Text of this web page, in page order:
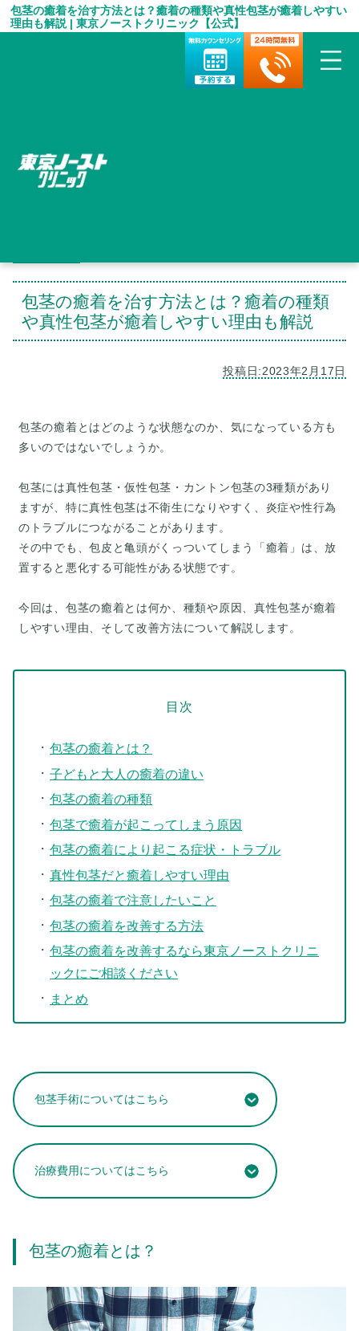
包茎の癒着を治す方法とは？癒着の種類や真性包茎が癒着しやすい
理由も解説 | 東京ノーストクリニック【公式】
包茎の癒着を治す方法とは？癒着の種類
や真性包茎が癒着しやすい理由も解説
包茎の癒着とはどのような状態なのか、気になっている方も
多いのではないでしょうか。
包茎には真性包茎・仮性包茎・カントン包茎の3種類があり
ますが、特に真性包茎は不衛生になりやすく、炎症や性行為
のトラブルにつながることがあります。
その中でも、包皮と亀頭がくっついてしまう「癒着」は、放
置すると悪化する可能性がある状態です。
今回は、包茎の癒着とは何か、種類や原因、真性包茎が癒着
目次
包茎の癒着とは？
子どもと大人の癒着の違い
包茎の癒着の種類
包茎で癒着が起こってしまう原因
包茎の癒着により起こる症状・トラブル
真性包茎だと癒着しやすい理由
包茎の癒着で注意したいこと
包茎の癒着を改善する方法
包茎の癒着を改善するなら東京ノーストクリニ
ックにご相談ください
まとめ
包茎手術についてはこちら
治療費用についてはこちら
包茎の癒着とは？